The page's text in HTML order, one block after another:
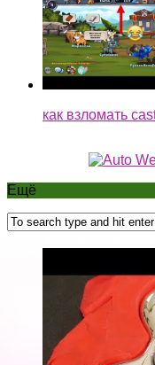
как взломать
Ещё